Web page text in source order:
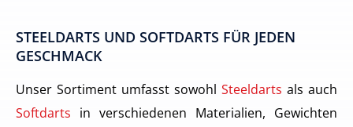
STEELDARTS UND SOFTDARTS FÜR JEDEN
GESCHMACK
Unser Sortiment umfasst sowohl Steeldarts als auch
Softdarts in verschiedenen Materialien, Gewichten